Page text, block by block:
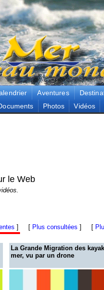
Aventures
Photos Vidéos
le Web
] [ Plus consultées ] [
La Grande Migration des
mer, vu par un drone